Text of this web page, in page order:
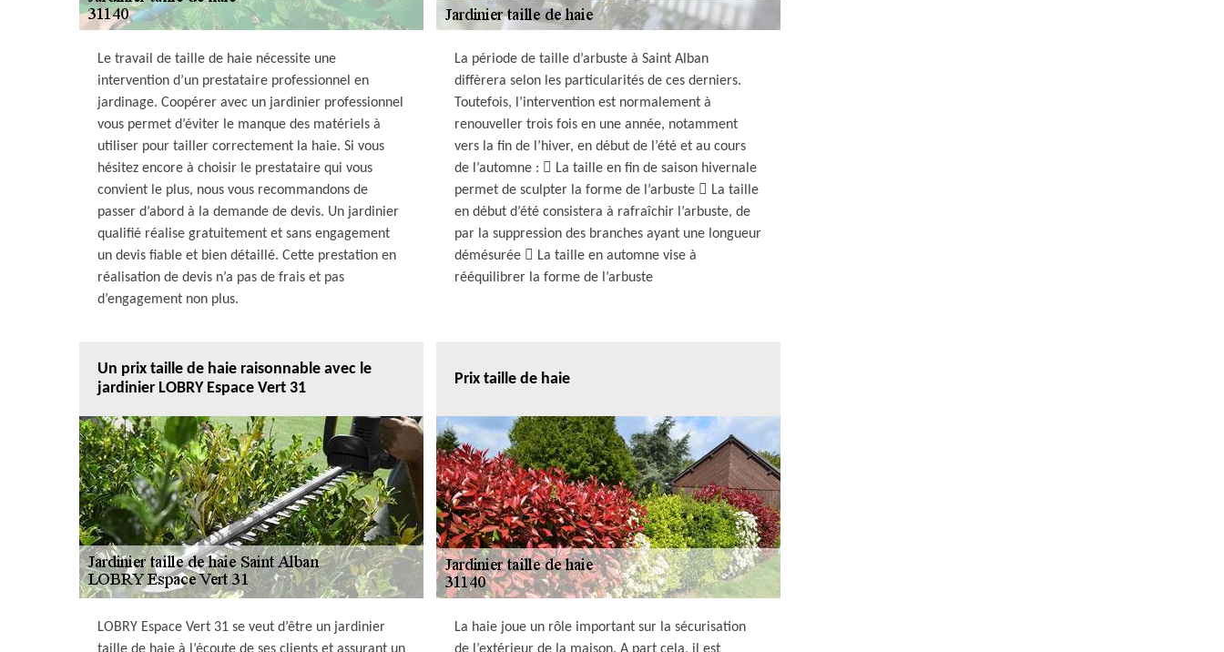
Le travail de taille de haie nécessite une
intervention d’un prestataire professionnel en
jardinage. Coopérer avec un jardinier professionnel
vous permet d’éviter le manque des matériels à
utiliser pour tailler correctement la haie. Si vous
hésitez encore à choisir le prestataire qui vous
convient le plus, nous vous recommandons de
passer d’abord à la demande de devis. Un jardinier
qualifié réalise gratuitement et sans engagement
un devis fiable et bien détaillé. Cette prestation en
réalisation de devis n’a pas de frais et pas
d’engagement non plus.
La période de taille d’arbuste à Saint Alban
diffèrera selon les particularités de ces derniers.
Toutefois, l’intervention est normalement à
renouveller trois fois en une année, notamment
vers la fin de l’hiver, en début de l’été et au cours
de l’automne :  La taille en fin de saison hivernale
permet de sculpter la forme de l’arbuste  La taille
en début d’été consistera à rafraîchir l’arbuste, de
par la suppression des branches ayant une longueur
démésurée  La taille en automne vise à
rééquilibrer la forme de l’arbuste
Un prix taille de haie raisonnable avec le
jardinier LOBRY Espace Vert 31
LOBRY Espace Vert 31 se veut d’être un jardinier
Prix taille de haie
La haie joue un rôle important sur la sécurisation